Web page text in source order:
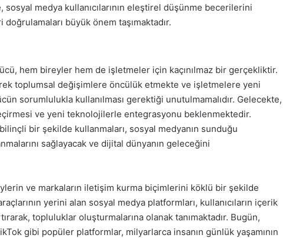
medya kullanıcılarının eleştirel düşünme becerilerini
büyük önem taşımaktadır.
hem bireyler hem de işletmeler için kaçınılmaz bir gerçekliktir.
toplumsal değişimlere öncülük etmekte ve işletmelere yeni
sorumlulukla kullanılması gerektiği unutulmamalıdır. Gelecekte,
ve yeni teknolojilerle entegrasyonu beklenmektedir.
bilinçli bir şekilde kullanmaları, sosyal medyanın sunduğu
sağlayacak ve dijital dünyanın geleceğini
ve markaların iletişim kurma biçimlerini köklü bir şekilde
yerini alan sosyal medya platformları, kullanıcıların içerik
topluluklar oluşturmalarına olanak tanımaktadır. Bugün,
gibi popüler platformlar, milyarlarca insanın günlük yaşamının